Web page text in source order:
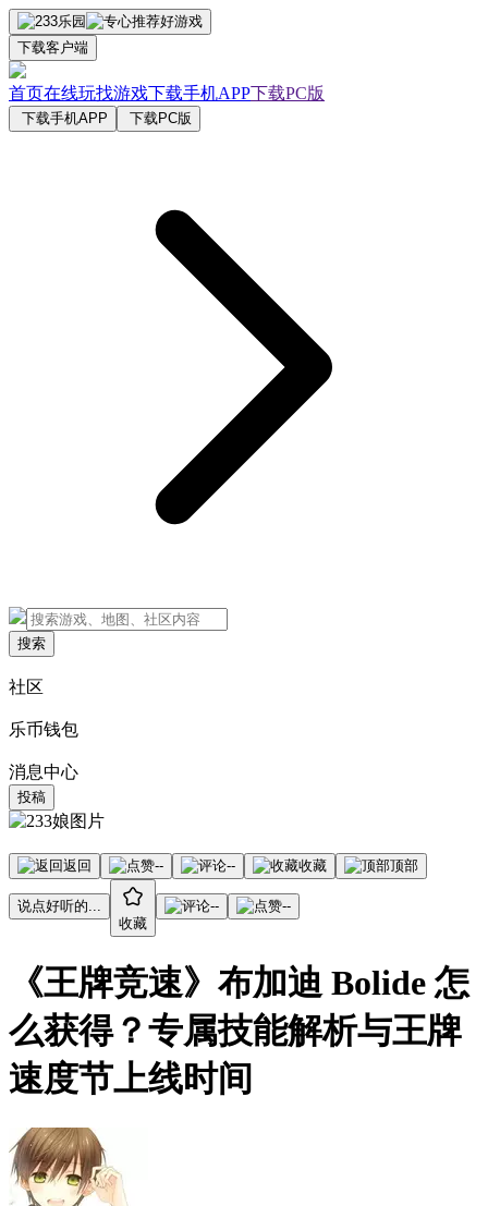
下载客户端
首页在线玩找游戏下载手机APP下载PC版
下载手机APP 下载PC版
搜索
社区
乐币钱包
消息中心
投稿
返回 -- -- 收藏 顶部
说点好听的...
收藏
-- --
《王牌竞速》布加迪 Bolide 怎
么获得？专属技能解析与王牌
速度节上线时间